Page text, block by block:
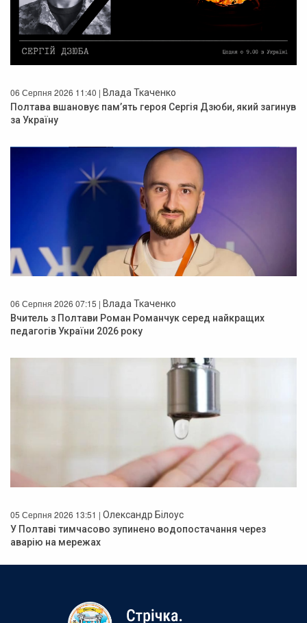
06 Серпня 2026 11:40 | Влада Ткаченко
Полтава вшановує пам’ять героя Сергія Дзюби, який загинув
за Україну
06 Серпня 2026 07:15 | Влада Ткаченко
Вчитель з Полтави Роман Романчук серед найкращих
педагогів України 2026 року
05 Серпня 2026 13:51 | Олександр Білоус
У Полтаві тимчасово зупинено водопостачання через
аварію на мережах